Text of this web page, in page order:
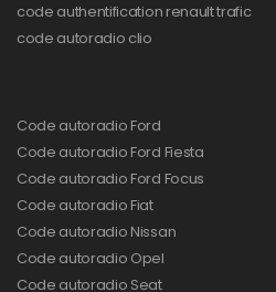
code authentification renault trafic
code autoradio clio
Code autoradio Ford
Code autoradio Ford Fiesta
Code autoradio Ford Focus
Code autoradio Fiat
Code autoradio Nissan
Code autoradio Opel
Code autoradio Seat